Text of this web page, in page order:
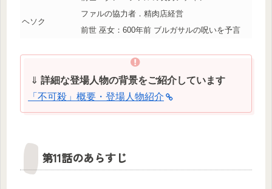
ヘソク
ファルの協力者．精肉店経営
前世 巫女：600年前 ブルガサルの呪いを予言
⇓ 詳細な登場人物の背景をご紹介しています
「不可殺」概要・登場人物紹介
第11話のあらすじ